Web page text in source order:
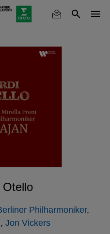
Otello
Philharmoniker,
, Jon Vickers